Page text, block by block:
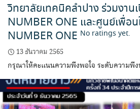
วิทยาลัยเทคนิคลำปาง ร่วมงาน
NUMBER ONE และศูนย์เพื่อน
NUMBER ONE No ratings yet.
13 ธันวาคม 2565
กรุณาให้คะแนนความพึงพอใจ ระดับความพึง